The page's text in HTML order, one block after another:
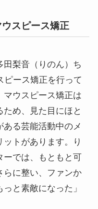
スピース矯正
梨音（りのん）ち
ピース矯正を行って
マウスピース矯正は
め、見た目にほと
ある芸能活動中のメ
トがあります。り
ーでは、もともと可
らに整い、ファンか
と素敵になった」